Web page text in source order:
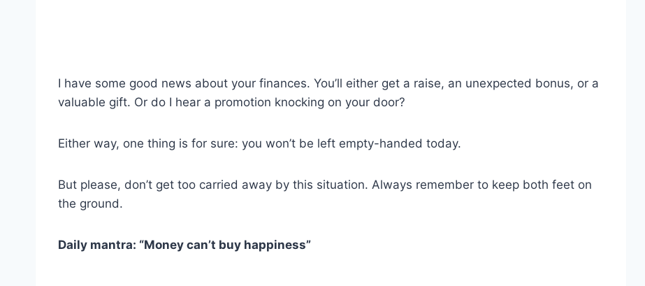
I have some good news about your finances. You’ll either get a raise, an unexpected bonus, or a
valuable gift. Or do I hear a promotion knocking on your door?
Either way, one thing is for sure: you won’t be left empty-handed today.
But please, don’t get too carried away by this situation. Always remember to keep both feet on
the ground.
Daily mantra: “Money can’t buy happiness”